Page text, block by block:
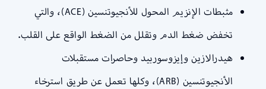
مثبطات الإنزيم المحول للأنجيوتنسين (ACE)، والتي
تخفض ضغط الدم وتقلل من الضغط الواقع على القلب.
هيدرالازين وإيزوسوربيد وحاصرات مستقبلات
الأنجيوتنسين (ARB)، وكلها تعمل عن طريق استرخاء